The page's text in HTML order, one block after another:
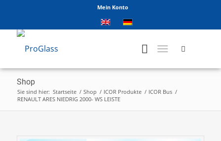
Mein Konto
Shop
Sie sind hier: Startseite / Shop / ICOR Produkte / ICOR Bus /
RENAULT ARES NIEDRIG 2000- WS LEISTE